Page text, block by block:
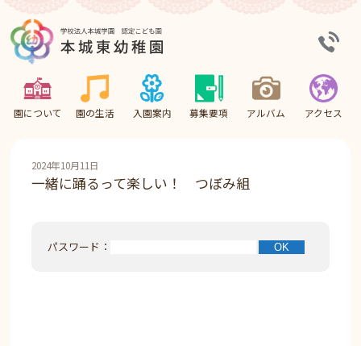
園について 園の生活 入園案内 募集要項 アルバム アクセス
2024年10月11日
一緒に踊るって楽しい！ つぼみ組
パスワード：